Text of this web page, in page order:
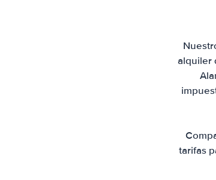
alquiler
tarifas